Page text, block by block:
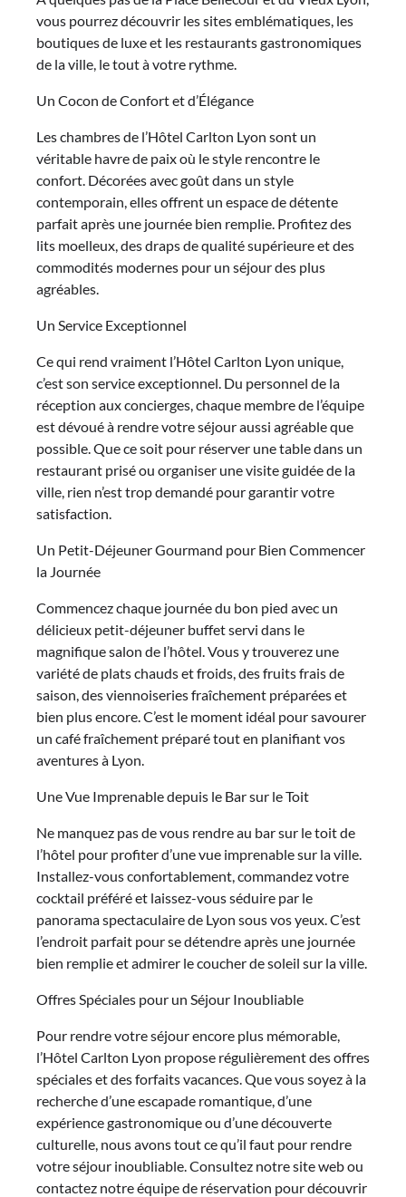
vous pourrez découvrir les sites emblématiques, les
boutiques de luxe et les restaurants gastronomiques
de la ville, le tout à votre rythme.
Un Cocon de Confort et d’Élégance
Les chambres de l’Hôtel Carlton Lyon sont un
véritable havre de paix où le style rencontre le
confort. Décorées avec goût dans un style
contemporain, elles offrent un espace de détente
parfait après une journée bien remplie. Profitez des
lits moelleux, des draps de qualité supérieure et des
commodités modernes pour un séjour des plus
agréables.
Un Service Exceptionnel
Ce qui rend vraiment l’Hôtel Carlton Lyon unique,
c’est son service exceptionnel. Du personnel de la
réception aux concierges, chaque membre de l’équipe
est dévoué à rendre votre séjour aussi agréable que
possible. Que ce soit pour réserver une table dans un
restaurant prisé ou organiser une visite guidée de la
ville, rien n’est trop demandé pour garantir votre
satisfaction.
Un Petit-Déjeuner Gourmand pour Bien Commencer
la Journée
Commencez chaque journée du bon pied avec un
délicieux petit-déjeuner buffet servi dans le
magnifique salon de l’hôtel. Vous y trouverez une
variété de plats chauds et froids, des fruits frais de
saison, des viennoiseries fraîchement préparées et
bien plus encore. C’est le moment idéal pour savourer
un café fraîchement préparé tout en planifiant vos
aventures à Lyon.
Une Vue Imprenable depuis le Bar sur le Toit
Ne manquez pas de vous rendre au bar sur le toit de
l’hôtel pour profiter d’une vue imprenable sur la ville.
Installez-vous confortablement, commandez votre
cocktail préféré et laissez-vous séduire par le
panorama spectaculaire de Lyon sous vos yeux. C’est
l’endroit parfait pour se détendre après une journée
bien remplie et admirer le coucher de soleil sur la ville.
Offres Spéciales pour un Séjour Inoubliable
Pour rendre votre séjour encore plus mémorable,
l’Hôtel Carlton Lyon propose régulièrement des offres
spéciales et des forfaits vacances. Que vous soyez à la
recherche d’une escapade romantique, d’une
expérience gastronomique ou d’une découverte
culturelle, nous avons tout ce qu’il faut pour rendre
votre séjour inoubliable. Consultez notre site web ou
contactez notre équipe de réservation pour découvrir